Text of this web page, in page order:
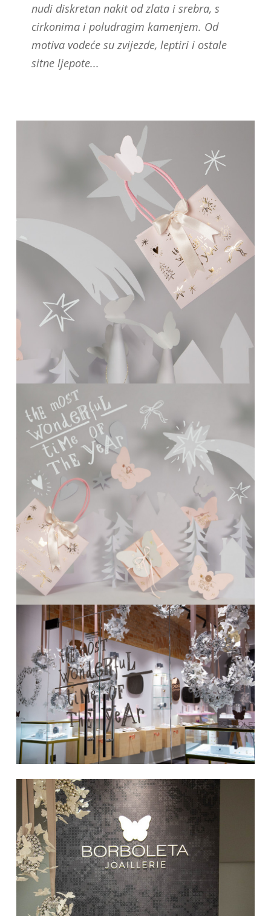
nudi diskretan nakit od zlata i srebra, s
cirkonima i poludragim kamenjem. Od
motiva vodeće su zvijezde, leptiri i ostale
sitne ljepote...